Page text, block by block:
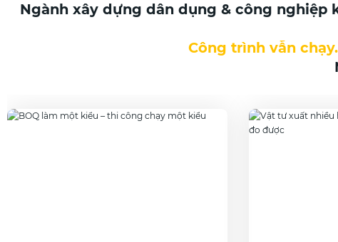
Ngành xây dựng dân dụng & công nghiệp
Công trình vẫn